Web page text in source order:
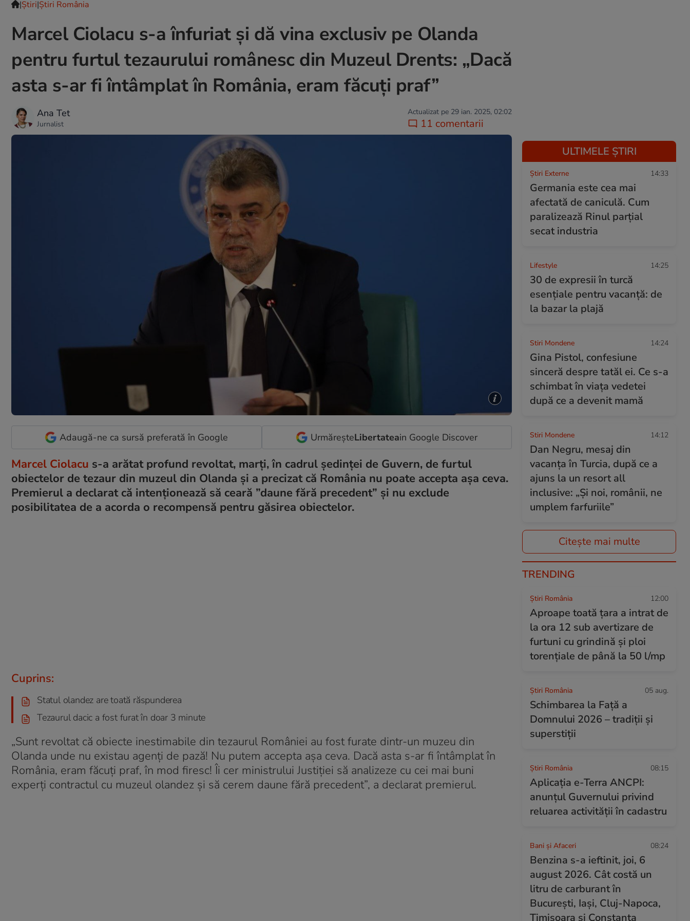
|Ştiri|Știri România
Marcel Ciolacu s-a înfuriat și dă vina exclusiv pe Olanda
pentru furtul tezaurului românesc din Muzeul Drents: „Dacă
asta s-ar fi întâmplat în România, eram făcuţi praf”
Ana Tet
Jurnalist
Actualizat pe 29 ian. 2025, 02:02
11 comentarii
Adaugă-ne ca sursă preferată în Google UrmăreșteLibertateain Google Discover
Marcel Ciolacu s-a arătat profund revoltat, marţi, în cadrul şedinţei de Guvern, de furtul
obiectelor de tezaur din muzeul din Olanda şi a precizat că România nu poate accepta aşa ceva.
Premierul a declarat că intenţionează să ceară ”daune fără precedent” şi nu exclude
posibilitatea de a acorda o recompensă pentru găsirea obiectelor.
Cuprins:
Statul olandez are toată răspunderea
Tezaurul dacic a fost furat în doar 3 minute
„Sunt revoltat că obiecte inestimabile din tezaurul României au fost furate dintr-un muzeu din
Olanda unde nu existau agenţi de pază! Nu putem accepta aşa ceva. Dacă asta s-ar fi întâmplat în
România, eram făcuţi praf, în mod firesc! Îi cer ministrului Justiţiei să analizeze cu cei mai buni
experţi contractul cu muzeul olandez şi să cerem daune fără precedent”, a declarat premierul.
ULTIMELE ȘTIRI
Știri Externe 14:33
Germania este cea mai
afectată de caniculă. Cum
paralizează Rinul parțial
secat industria
Lifestyle 14:25
30 de expresii în turcă
esențiale pentru vacanță: de
la bazar la plajă
Stiri Mondene 14:24
Gina Pistol, confesiune
sinceră despre tatăl ei. Ce s-a
schimbat în viața vedetei
după ce a devenit mamă
Stiri Mondene 14:12
Dan Negru, mesaj din
vacanța în Turcia, după ce a
ajuns la un resort all
inclusive: „Și noi, românii, ne
umplem farfuriile”
Citește mai multe
TRENDING
Știri România 12:00
Aproape toată țara a intrat de
la ora 12 sub avertizare de
furtuni cu grindină și ploi
torențiale de până la 50 l/mp
Știri România 05 aug.
Schimbarea la Față a
Domnului 2026 – tradiții și
superstiții
Știri România 08:15
Aplicația e-Terra ANCPI:
anunțul Guvernului privind
reluarea activității în cadastru
Bani și Afaceri 08:24
Benzina s-a ieftinit, joi, 6
august 2026. Cât costă un
litru de carburant în
București, Iași, Cluj-Napoca,
Timișoara și Constanța